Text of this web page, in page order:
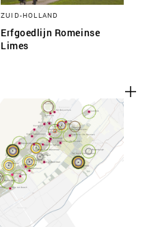
ZUID-HOLLAND
Erfgoedlijn Romeinse
Limes